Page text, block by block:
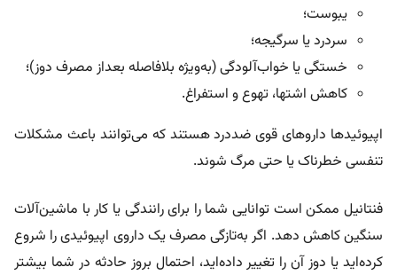
یبوست؛
سردرد یا سرگیجه؛
خستگی یا خواب‌آلودگی (به‌ویژه بلافاصله بعداز مصرف دوز)؛
کاهش اشتها، تهوع و استفراغ.
اپیوئیدها داروهای قوی ضددرد هستند که می‌توانند باعث مشکلات
تنفسی خطرناک یا حتی مرگ شوند.
فنتانیل ممکن است توانایی شما را برای رانندگی یا کار با ماشین‌آلات
سنگین کاهش دهد. اگر به‌تازگی مصرف یک داروی اپیوئیدی را شروع
کرده‌اید یا دوز آن را تغییر داده‌اید، احتمال بروز حادثه در شما بیشتر